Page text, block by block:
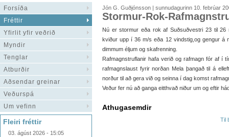
Forsíða
Fréttir
Yfirlit yfir veðrið
Myndir
Tenglar
Atburðir
Aðsendar greinar
Veðurspá
Um vefinn
Fleiri fréttir
03. ágúst 2026 - 15:05
Jón G. Guðjónsson | sunnudagurinn 10. febrúar
Stormur-Rok-
Nú er stormur eða rok af Suðsuðvestri 23 til 26
kviður upp í 36 m/s eða 12 vindstig,og gengur á
dimmum éljum og skafrenning.
Rafmagnstruflanir hafa verið og rafmagn fór af í
rafmagnslaust fyrir norðan Mela þangað til á
norður til að gera við og seinna í dag komst
Veður fer nú að ganga eitthvað niður um og eftir
Athugasemdir
Til